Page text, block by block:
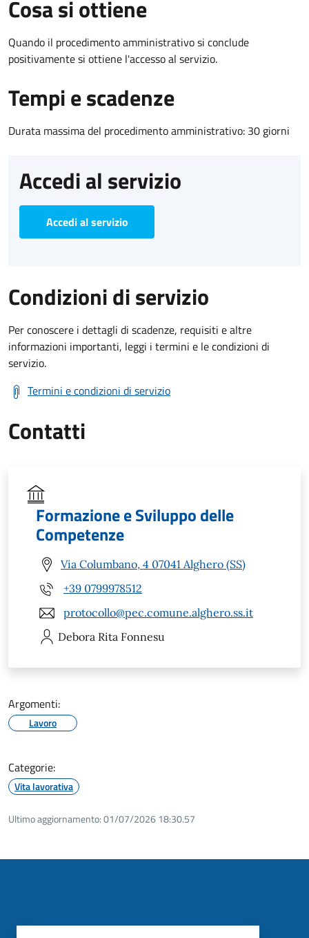
Cosa si ottiene
Quando il procedimento amministrativo si conclude
positivamente si ottiene l'accesso al servizio.
Tempi e scadenze
Durata massima del procedimento amministrativo: 30 giorni
Accedi al servizio
Accedi al servizio
Condizioni di servizio
Per conoscere i dettagli di scadenze, requisiti e altre
informazioni importanti, leggi i termini e le condizioni di
servizio.
Termini e condizioni di servizio
Contatti
Formazione e Sviluppo delle
Competenze
Via Columbano, 4 07041 Alghero (SS)
+39 0799978512
protocollo@pec.comune.alghero.ss.it
Debora Rita Fonnesu
Argomenti:
Lavoro
Categorie:
Vita lavorativa
Ultimo aggiornamento:01/07/2026 18:30.57